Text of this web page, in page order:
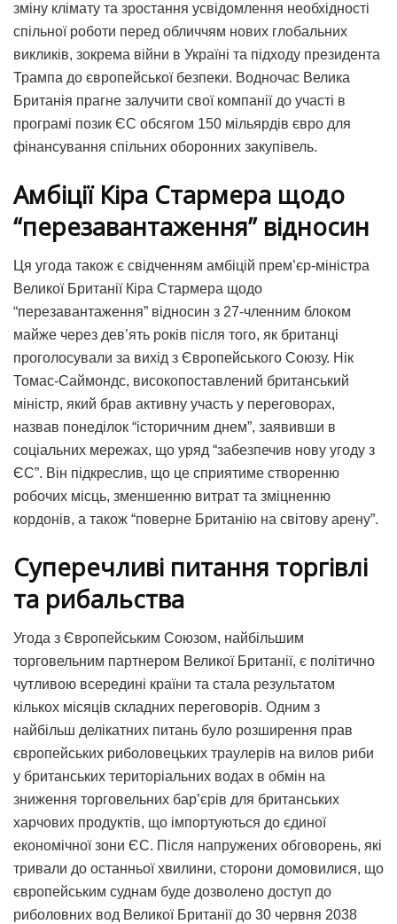
зміну клімату та зростання усвідомлення необхідності
спільної роботи перед обличчям нових глобальних
викликів, зокрема війни в Україні та підходу президента
Трампа до європейської безпеки. Водночас Велика
Британія прагне залучити свої компанії до участі в
програмі позик ЄС обсягом 150 мільярдів євро для
фінансування спільних оборонних закупівель.
Амбіції Кіра Стармера щодо
“перезавантаження” відносин
Ця угода також є свідченням амбіцій прем’єр-міністра
Великої Британії Кіра Стармера щодо
“перезавантаження” відносин з 27-членним блоком
майже через дев’ять років після того, як британці
проголосували за вихід з Європейського Союзу. Нік
Томас-Саймондс, високопоставлений британський
міністр, який брав активну участь у переговорах,
назвав понеділок “історичним днем”, заявивши в
соціальних мережах, що уряд “забезпечив нову угоду з
ЄС”. Він підкреслив, що це сприятиме створенню
робочих місць, зменшенню витрат та зміцненню
кордонів, а також “поверне Британію на світову арену”.
Суперечливі питання торгівлі
та рибальства
Угода з Європейським Союзом, найбільшим
торговельним партнером Великої Британії, є політично
чутливою всередині країни та стала результатом
кількох місяців складних переговорів. Одним з
найбільш делікатних питань було розширення прав
європейських риболовецьких траулерів на вилов риби
у британських територіальних водах в обмін на
зниження торговельних бар’єрів для британських
харчових продуктів, що імпортуються до єдиної
економічної зони ЄС. Після напружених обговорень, які
тривали до останньої хвилини, сторони домовилися, що
європейським суднам буде дозволено доступ до
риболовних вод Великої Британії до 30 червня 2038